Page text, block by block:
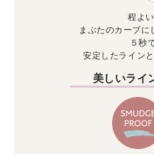
程よ
まぶたのカーブに
５秒
安定したライン
美しいライ